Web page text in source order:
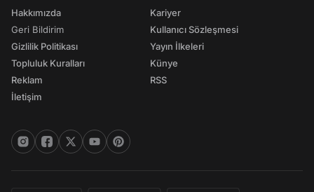
Hakkımızda
Geri Bildirim
Gizlilik Politikası
Topluluk Kuralları
Reklam
İletişim
Kariyer
Kullanıcı Sözleşmesi
Yayın İlkeleri
Künye
RSS